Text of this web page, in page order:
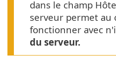
dans le champ
serveur permet au
fonctionner avec
du serveur.